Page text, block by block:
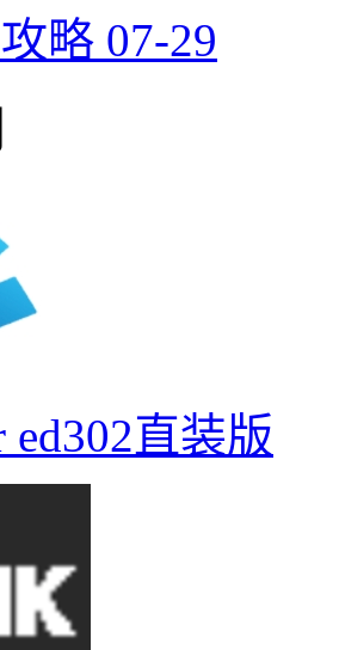
略 07-29
ed302直装版